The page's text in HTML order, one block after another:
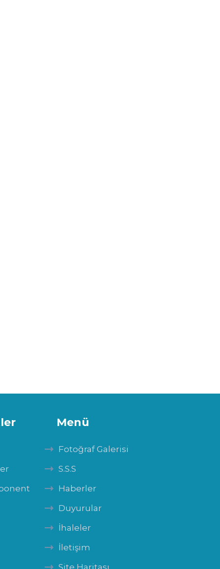
Menü
Fotoğraf Galerisi
S.S.S
Haberler
Duyurular
İhaleler
İletişim
Site Haritası